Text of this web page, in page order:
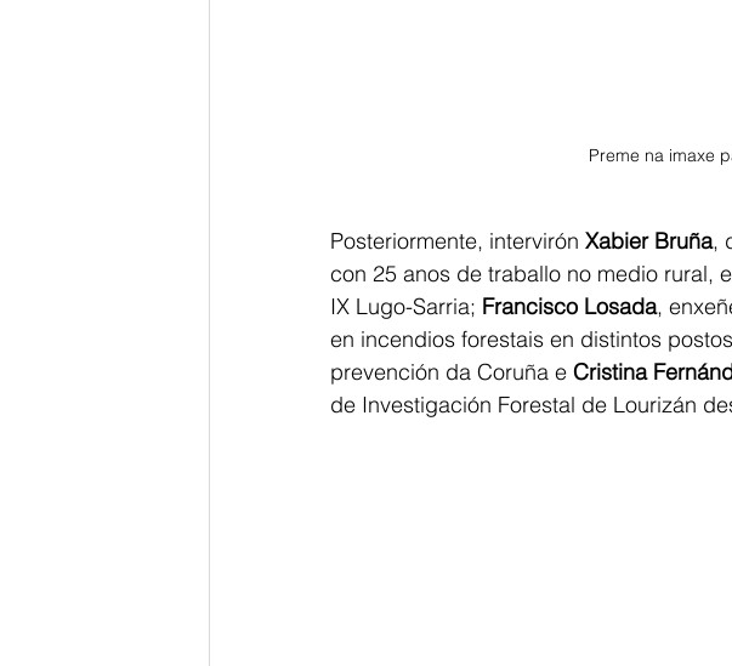
Preme na imaxe
Posteriormente, intervirón Xabier Bruña,
con 25 anos de traballo no medio rural,
IX Lugo-Sarria; Francisco Losada,
en incendios forestais en distintos
prevención da Coruña e Cristina
de Investigación Forestal de Lourizán